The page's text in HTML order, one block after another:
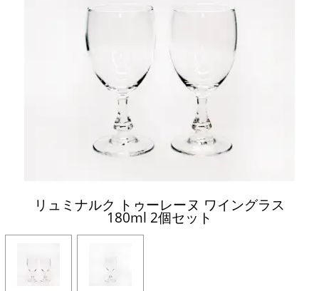
リュミナルク トゥーレーヌ ワイングラス
180ml 2個セット